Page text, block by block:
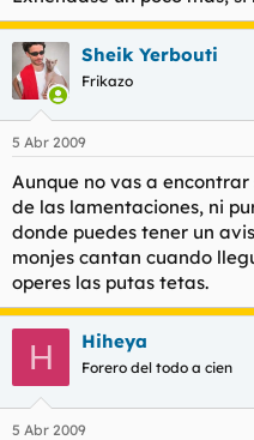
Sheik Yerbouti
Frikazo
5 Abr 2009
Aunque no vas a
de las lamentaciones, ni
donde puedes tener un
monjes cantan cuando
operes las putas tetas.
H Hiheya
Forero del todo a cien
5 Abr 2009